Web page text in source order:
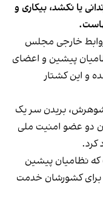
یا نکشد، بیکاری و
خارجی مجلس
پیشین و اعضای
و این کشتار
شوهرش، بریدن سر یک
شدن دو عضو امنیت ملی
کرد.
که نظامیان پیشین
برای کشورشان خدمت